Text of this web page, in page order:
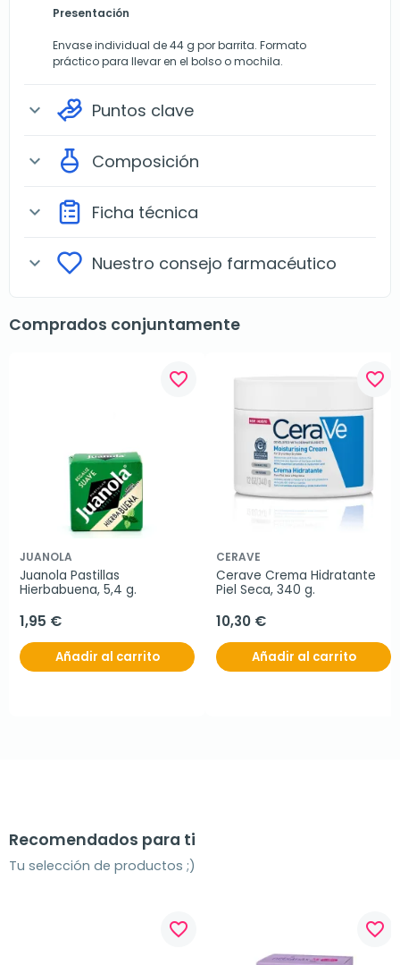
Presentación
Envase individual de 44 g por barrita. Formato
práctico para llevar en el bolso o mochila.
expand_more Puntos clave
expand_more Composición
expand_more Ficha técnica
expand_more Nuestro consejo farmacéutico
Comprados conjuntamente
favorite_border
JUANOLA
Juanola Pastillas
Hierbabuena, 5,4 g.
1,95 €
Añadir al carrito
favorite_border
CERAVE
Cerave Crema Hidratante
Piel Seca, 340 g.
10,30 €
Añadir al carrito
Recomendados para ti
Tu selección de productos ;)
favorite_border favorite_border